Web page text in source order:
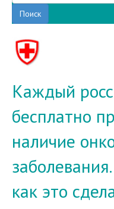
бесплатно
наличие
заболевания.
как это